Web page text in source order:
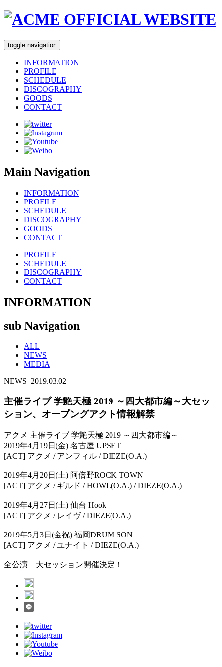
toggle navigation
INFORMATION
PROFILE
SCHEDULE
DISCOGRAPHY
GOODS
CONTACT
Main Navigation
INFORMATION
PROFILE
SCHEDULE
DISCOGRAPHY
GOODS
CONTACT
PROFILE
SCHEDULE
DISCOGRAPHY
CONTACT
INFORMATION
sub Navigation
ALL
NEWS
MEDIA
NEWS 2019.03.02
主催ライブ 学艶天極 2019 ～四大都市編～大セッ
ション、オープングアクト情報解禁
アクメ 主催ライブ 学艶天極 2019 ～四大都市編～
2019年4月19日(金) 名古屋 UPSET
[ACT] アクメ / アンフィル / DIEZE(O.A.)
2019年4月20日(土) 阿倍野ROCK TOWN
[ACT] アクメ / ギルド / HOWL(O.A.) / DIEZE(O.A.)
2019年4月27日(土) 仙台 Hook
[ACT] アクメ / レイヴ / DIEZE(O.A.)
2019年5月3日(金祝) 福岡DRUM SON
[ACT] アクメ / ユナイト / DIEZE(O.A.)
全公演 大セッション開催決定！